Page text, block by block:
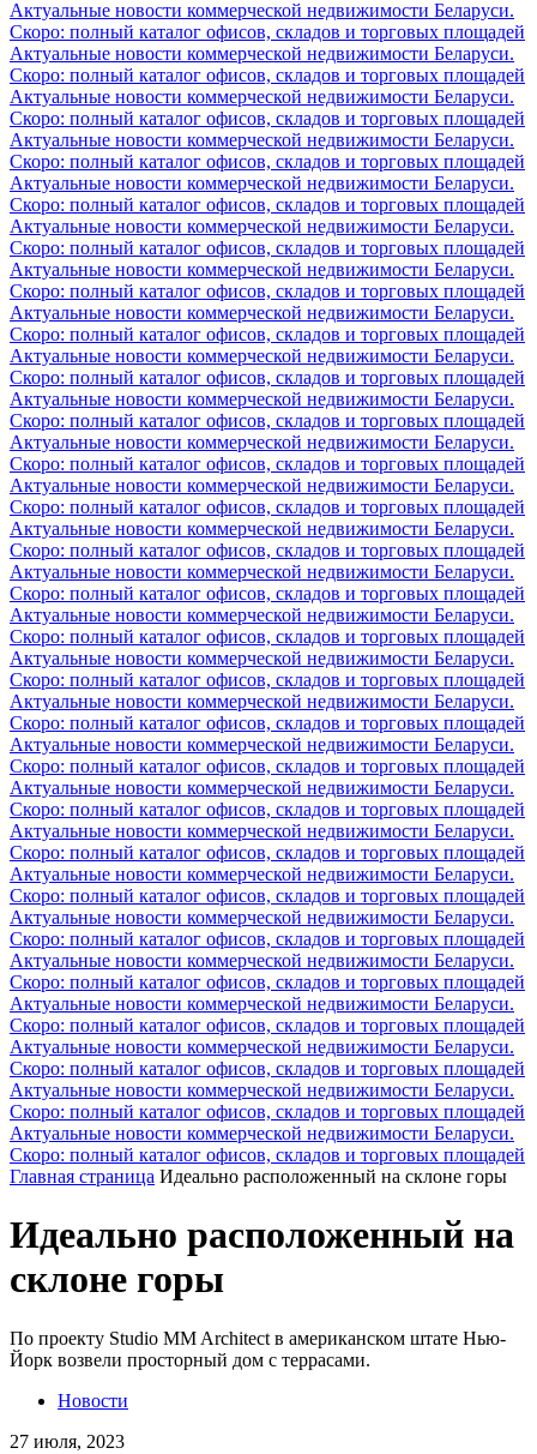
Актуальные новости коммерческой недвижимости Беларуси.
Скоро: полный каталог офисов, складов и торговых площадей
Актуальные новости коммерческой недвижимости Беларуси.
Скоро: полный каталог офисов, складов и торговых площадей
Актуальные новости коммерческой недвижимости Беларуси.
Скоро: полный каталог офисов, складов и торговых площадей
Актуальные новости коммерческой недвижимости Беларуси.
Скоро: полный каталог офисов, складов и торговых площадей
Актуальные новости коммерческой недвижимости Беларуси.
Скоро: полный каталог офисов, складов и торговых площадей
Актуальные новости коммерческой недвижимости Беларуси.
Скоро: полный каталог офисов, складов и торговых площадей
Актуальные новости коммерческой недвижимости Беларуси.
Скоро: полный каталог офисов, складов и торговых площадей
Актуальные новости коммерческой недвижимости Беларуси.
Скоро: полный каталог офисов, складов и торговых площадей
Актуальные новости коммерческой недвижимости Беларуси.
Скоро: полный каталог офисов, складов и торговых площадей
Актуальные новости коммерческой недвижимости Беларуси.
Скоро: полный каталог офисов, складов и торговых площадей
Актуальные новости коммерческой недвижимости Беларуси.
Скоро: полный каталог офисов, складов и торговых площадей
Актуальные новости коммерческой недвижимости Беларуси.
Скоро: полный каталог офисов, складов и торговых площадей
Актуальные новости коммерческой недвижимости Беларуси.
Скоро: полный каталог офисов, складов и торговых площадей
Актуальные новости коммерческой недвижимости Беларуси.
Скоро: полный каталог офисов, складов и торговых площадей
Актуальные новости коммерческой недвижимости Беларуси.
Скоро: полный каталог офисов, складов и торговых площадей
Актуальные новости коммерческой недвижимости Беларуси.
Скоро: полный каталог офисов, складов и торговых площадей
Актуальные новости коммерческой недвижимости Беларуси.
Скоро: полный каталог офисов, складов и торговых площадей
Актуальные новости коммерческой недвижимости Беларуси.
Скоро: полный каталог офисов, складов и торговых площадей
Актуальные новости коммерческой недвижимости Беларуси.
Скоро: полный каталог офисов, складов и торговых площадей
Актуальные новости коммерческой недвижимости Беларуси.
Скоро: полный каталог офисов, складов и торговых площадей
Актуальные новости коммерческой недвижимости Беларуси.
Скоро: полный каталог офисов, складов и торговых площадей
Актуальные новости коммерческой недвижимости Беларуси.
Скоро: полный каталог офисов, складов и торговых площадей
Актуальные новости коммерческой недвижимости Беларуси.
Скоро: полный каталог офисов, складов и торговых площадей
Актуальные новости коммерческой недвижимости Беларуси.
Скоро: полный каталог офисов, складов и торговых площадей
Актуальные новости коммерческой недвижимости Беларуси.
Скоро: полный каталог офисов, складов и торговых площадей
Актуальные новости коммерческой недвижимости Беларуси.
Скоро: полный каталог офисов, складов и торговых площадей
Актуальные новости коммерческой недвижимости Беларуси.
Скоро: полный каталог офисов, складов и торговых площадей
Главная страница Идеально расположенный на склоне горы
Идеально расположенный на
склоне горы
По проекту Studio MM Architect в американском штате Нью-
Йорк возвели просторный дом с террасами.
Новости
27 июля, 2023